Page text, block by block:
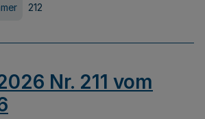
212
Nr. 211 vom